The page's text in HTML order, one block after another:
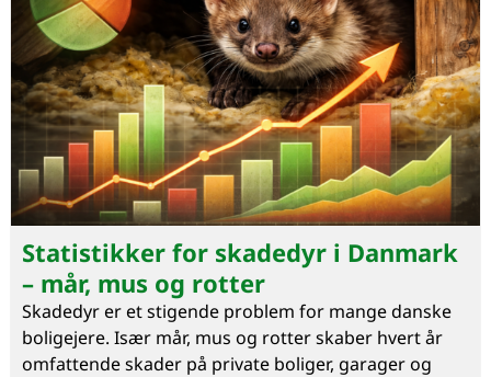
Statistikker for skadedyr i Danmark
– mår, mus og rotter
Skadedyr er et stigende problem for mange danske
boligejere. Især mår, mus og rotter skaber hvert år
omfattende skader på private boliger, garager og